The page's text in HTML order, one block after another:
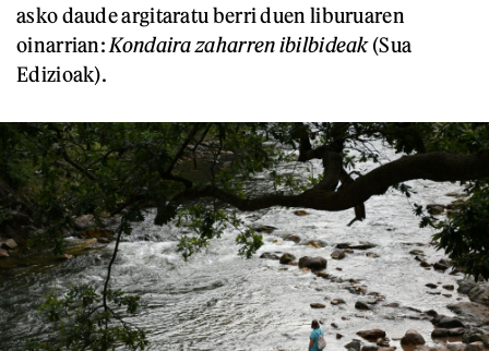
asko daude argitaratu berri duen liburuaren
oinarrian: Kondaira zaharren ibilbideak(Sua
Edizioak).